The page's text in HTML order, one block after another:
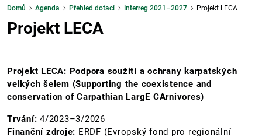
Domů Agenda Přehled dotací Interreg 2021–2027 Projekt LECA
Projekt LECA
Projekt LECA: Podpora soužití a ochrany karpatských
velkých šelem (Supporting the coexistence and
conservation of Carpathian LargE CArnivores)
Trvání: 4/2023–3/2026
Finanční zdroje: ERDF (Evropský fond pro regionální